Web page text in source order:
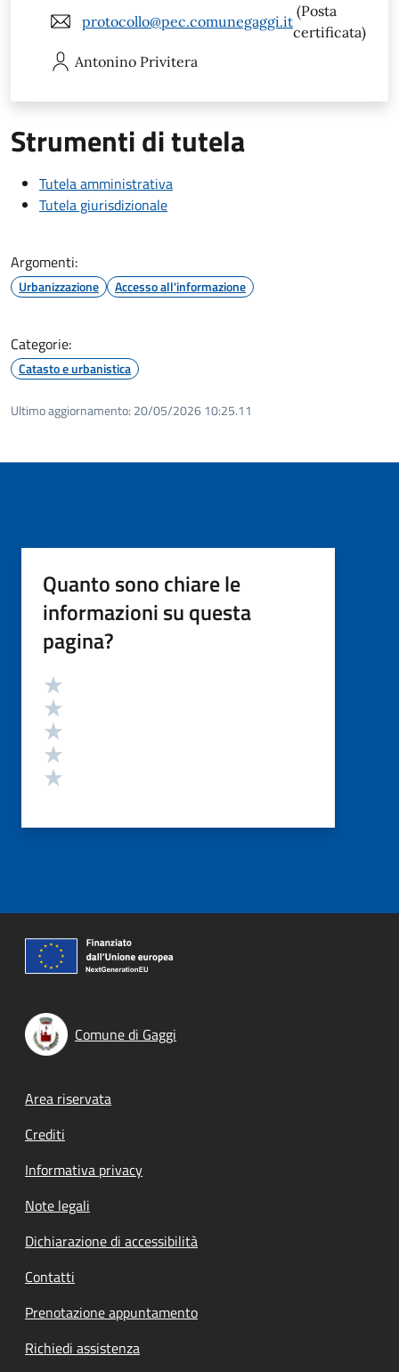
protocollo@pec.comunegaggi.it
(Posta
certificata)
Antonino Privitera
Strumenti di tutela
Tutela amministrativa
Tutela giurisdizionale
Argomenti:
Urbanizzazione Accesso all'informazione
Categorie:
Catasto e urbanistica
Ultimo aggiornamento: 20/05/2026 10:25.11
Quanto sono chiare le
informazioni su questa
pagina?
Valutazione
Comune di Gaggi
Footer menu
Area riservata
Crediti
Informativa privacy
Note legali
Dichiarazione di accessibilità
Contatti
Prenotazione appuntamento
Richiedi assistenza